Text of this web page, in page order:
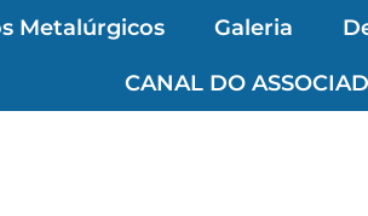
Metalúrgicos Galeria
CANAL DO